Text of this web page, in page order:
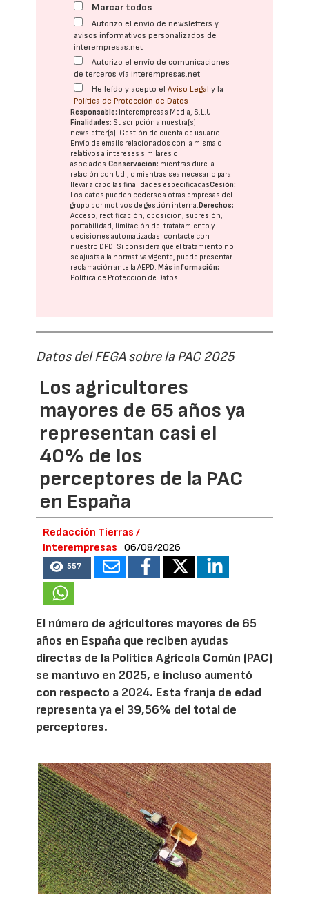
Marcar todos
Autorizo el envío de newsletters y
avisos informativos personalizados de
interempresas.net
Autorizo el envío de comunicaciones
de terceros vía interempresas.net
He leído y acepto elAviso Legal y la
Política de Protección de Datos
Responsable: Interempresas Media, S.L.U.
Finalidades: Suscripción a nuestra(s)
newsletter(s). Gestión de cuenta de usuario.
Envío de emails relacionados con la misma o
relativos a intereses similares o
asociados.Conservación: mientras dure la
relación con Ud., o mientras sea necesario para
llevar a cabo las finalidades especificadasCesión:
Los datos pueden cederse a otras empresas del
grupo por motivos de gestión interna. Derechos:
Acceso, rectificación, oposición, supresión,
portabilidad, limitación del tratatamiento y
decisiones automatizadas: contacte con
nuestro DPD. Si considera que el tratamiento no
se ajusta a la normativa vigente, puede presentar
reclamación ante laAEPD. Más información:
Política de Protección de Datos
Datos del FEGA sobre la PAC 2025
Los agricultores
mayores de 65 años ya
representan casi el
40% de los
perceptores de la PAC
en España
Redacción Tierras /
Interempresas
06/08/2026
557
El número de agricultores mayores de 65
años en España que reciben ayudas
directas de la Política Agrícola Común (PAC)
se mantuvo en 2025, e incluso aumentó
con respecto a 2024. Esta franja de edad
representa ya el 39,56% del total de
perceptores.